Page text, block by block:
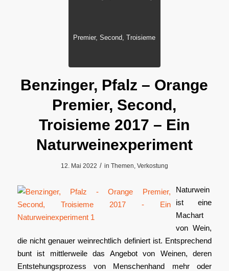
Benzinger, Pfalz – Orange
Premier, Second,
Troisieme 2017 – Ein
Naturweinexperiment
12. Mai 2022 / in Themen, Verkostung
Naturwein
ist eine
Machart
von Wein,
die nicht genauer weinrechtlich definiert ist. Entsprechend
bunt ist mittlerweile das Angebot von Weinen, deren
Entstehungsprozess von Menschenhand mehr oder